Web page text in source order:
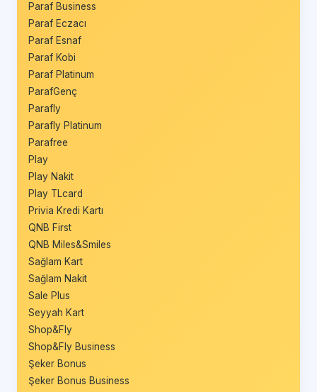
Paraf Business
Paraf Eczacı
Paraf Esnaf
Paraf Kobi
Paraf Platinum
ParafGenç
Parafly
Parafly Platinum
Parafree
Play
Play Nakit
Play TLcard
Privia Kredi Kartı
QNB First
QNB Miles&Smiles
Sağlam Kart
Sağlam Nakit
Sale Plus
Seyyah Kart
Shop&Fly
Shop&Fly Business
Şeker Bonus
Şeker Bonus Business